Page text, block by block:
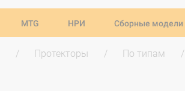
MTG НРИ Сборные модели
Протекторы По типам